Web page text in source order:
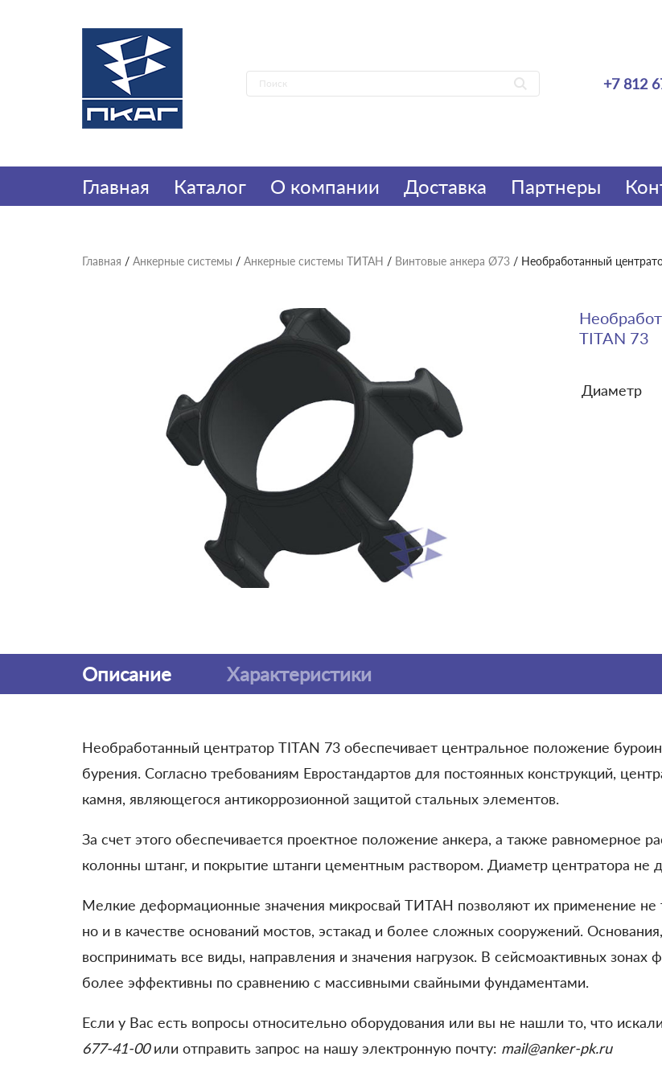
+7 812
Главная Каталог О компании Доставка Партнеры
Главная / Анкерные системы / Анкерные системы ТИТАН / Винтовые анкера Ø73 / Необработанный
TITAN 73
Диаметр
Описание Характеристики
Необработанный центратор TITAN 73 обеспечивает центральное положение
бурения. Согласно требованиям Евростандартов для постоянных конструкций,
камня, являющегося антикоррозионной защитой стальных элементов.
За счет этого обеспечивается проектное положение анкера, а также равномерное
колонны штанг, и покрытие штанги цементным раствором. Диаметр центратора не
Мелкие деформационные значения микросвай ТИТАН позволяют их применение не
но и в качестве оснований мостов, эстакад и более сложных сооружений.
воспринимать все виды, направления и значения нагрузок. В сейсмоактивных зонах
более эффективны по сравнению с массивными свайными фундаментами.
Если у Вас есть вопросы относительно оборудования или вы не нашли то, что
677-41-00или отправить запрос на нашу электронную почту: mail@anker-pk.ru